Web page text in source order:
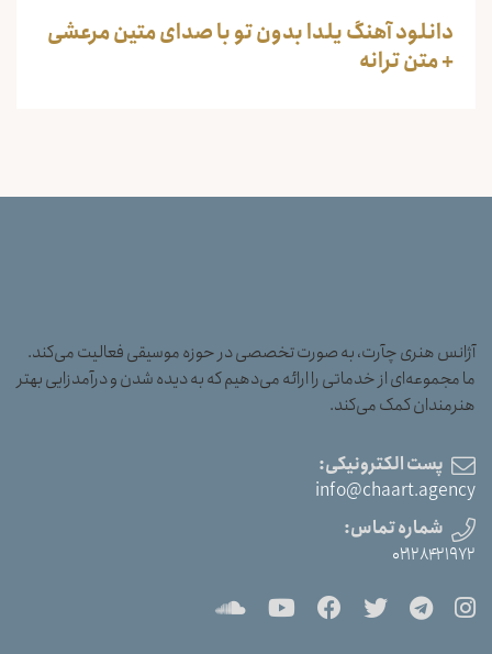
دانلود آهنگ یلدا بدون تو با صدای متین مرعشی
+ متن ترانه
آژانس هنری چآرت، به صورت تخصصی در حوزه موسیقی فعالیت می‌کند.
ما مجموعه‌ای از خدماتی را ارائه می‌دهیم که به دیده شدن و درآمدزایی بهتر
هنرمندان کمک می‌کند.
پست الکترونیکی:
info@chaart.agency
شماره تماس:
۰۲۱۲۸۴۲۱۹۷۲